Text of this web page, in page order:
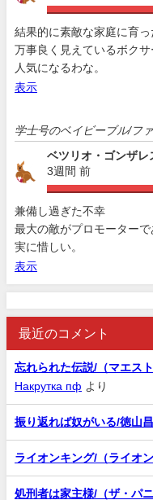
結果的に素敵な家庭に育っ
万事良く見えているボクサ
人気になるわな。
表示
学士号のベイビーブル/フ
ベツリオ・ゴンザレ
3週間 前
兼備し過ぎた不幸
最大の敵がプロモーターで
実に惜しい。
表示
最近のコメント
忘れられた伝説/（マエス
Накрутка пф より
振り返れば奴がいる/徳山
ライオンキング/（ライオ
処刑者は家主様/（ザ・パ